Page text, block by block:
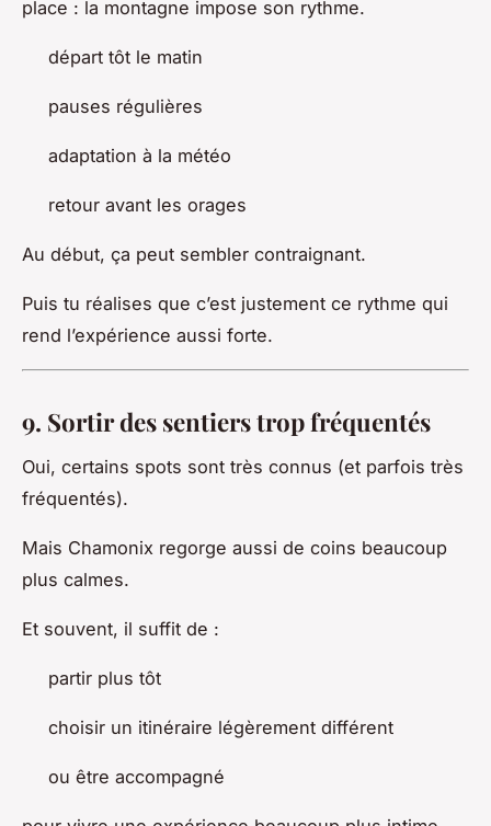
place : la montagne impose son rythme.
départ tôt le matin
pauses régulières
adaptation à la météo
retour avant les orages
Au début, ça peut sembler contraignant.
Puis tu réalises que c’est justement ce rythme qui
rend l’expérience aussi forte.
9. Sortir des sentiers trop fréquentés
Oui, certains spots sont très connus (et parfois très
fréquentés).
Mais Chamonix regorge aussi de coins beaucoup
plus calmes.
Et souvent, il suffit de :
partir plus tôt
choisir un itinéraire légèrement différent
ou être accompagné